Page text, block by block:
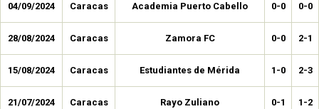
04/09/2024 Caracas Academia Puerto Cabello 0-0 0-0
28/08/2024 Caracas Zamora FC 0-0 2-1
15/08/2024 Caracas Estudiantes de Mérida 1-0 2-3
21/07/2024 Caracas Rayo Zuliano 0-1 1-2